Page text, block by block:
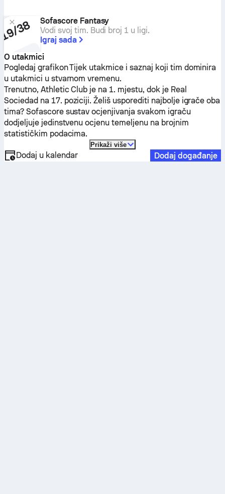
Sofascore Fantasy
Vodi svoj tim. Budi broj 1 u ligi.
Igraj sada
O utakmici
Pogledaj grafikon Tijek utakmice i saznaj koji tim dominira
u utakmici u stvarnom vremenu.
Trenutno, Athletic Club je na 1. mjestu, dok je Real
Sociedad na 17. poziciji. Želiš usporediti najbolje igrače oba
tima? Sofascore sustav ocjenjivanja svakom igraču
dodjeljuje jedinstvenu ocjenu temeljenu na brojnim
statističkim podacima.
Prikaži više
Dodaj u kalendar Dodaj događanje